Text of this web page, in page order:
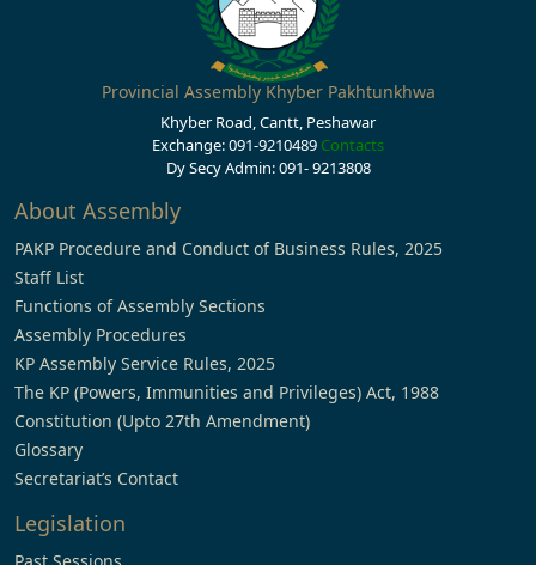
Provincial Assembly Khyber Pakhtunkhwa
Khyber Road, Cantt, Peshawar
Exchange: 091-9210489 Contacts
Dy Secy Admin: 091- 9213808
About Assembly
PAKP Procedure and Conduct of Business Rules, 2025
Staff List
Functions of Assembly Sections
Assembly Procedures
KP Assembly Service Rules, 2025
The KP (Powers, Immunities and Privileges) Act, 1988
Constitution (Upto 27th Amendment)
Glossary
Secretariat’s Contact
Legislation